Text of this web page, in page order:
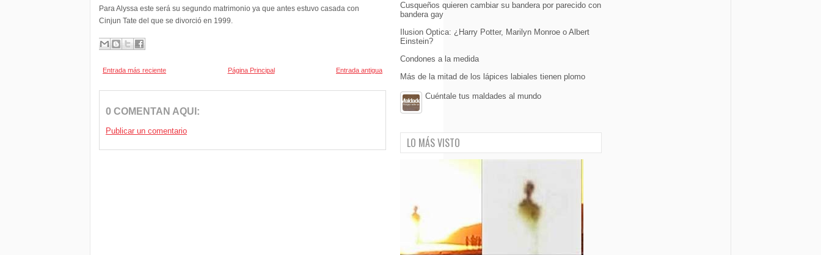
Para Alyssa este será su segundo matrimonio ya que antes estuvo casada con
Cinjun Tate del que se divorció en 1999.
Entrada más reciente Entrada antigua
Página Principal
0 COMENTAN AQUI:
Publicar un comentario
Cusqueños quieren cambiar su bandera por parecido con
bandera gay
Ilusion Optica: ¿Harry Potter, Marilyn Monroe o Albert
Einstein?
Condones a la medida
Más de la mitad de los lápices labiales tienen plomo
Cuéntale tus maldades al mundo
LO MÁS VISTO